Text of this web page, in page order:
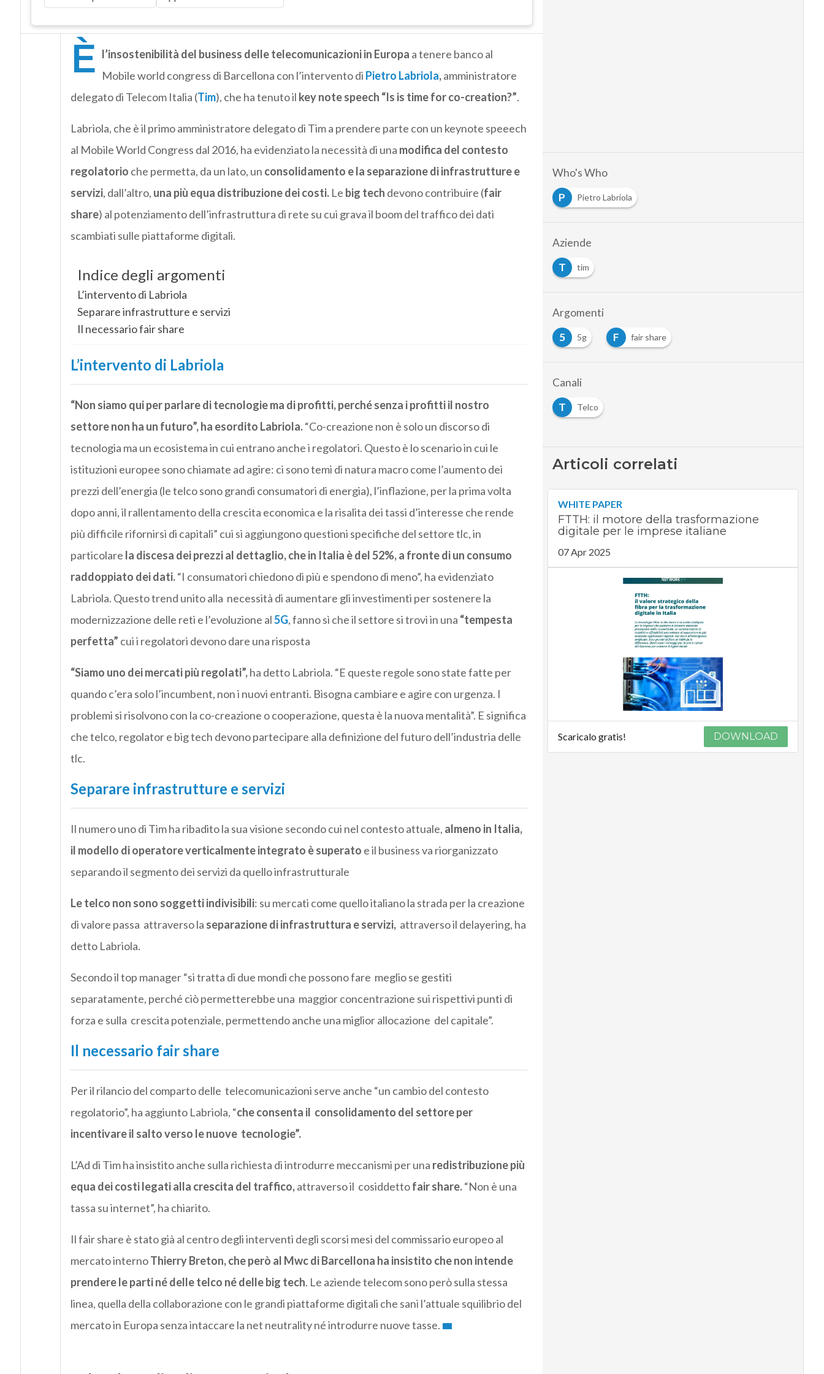
È l’insostenibilità del business delle telecomunicazioni in Europa a tenere banco al
Mobile world congress di Barcellona con l’intervento di Pietro Labriola,amministratore
delegato di Telecom Italia (Tim), che ha tenuto il key note speech “Is is time for co-creation?”.
Labriola, che è il primo amministratore delegato di Tim a prendere parte con un keynote speeech
al Mobile World Congress dal 2016, ha evidenziato la necessità di una modifica del contesto
regolatorio che permetta, da un lato, un consolidamento e la separazione di infrastrutture e
servizi, dall’altro, una più equa distribuzione dei costi.Le big tech devono contribuire (fair
share) al potenziamento dell’infrastruttura di rete su cui grava il boom del traffico dei dati
scambiati sulle piattaforme digitali.
Indice degli argomenti
L’intervento di Labriola
Separare infrastrutture e servizi
Il necessario fair share
L’intervento di Labriola
“Non siamo qui per parlare di tecnologie ma di profitti, perché senza i profitti il nostro
settore non ha un futuro”, ha esordito Labriola.“Co-creazione non è solo un discorso di
tecnologia ma un ecosistema in cui entrano anche i regolatori. Questo è lo scenario in cui le
istituzioni europee sono chiamate ad agire: ci sono temi di natura macro come l’aumento dei
prezzi dell’energia (le telco sono grandi consumatori di energia), l’inflazione, per la prima volta
dopo anni, il rallentamento della crescita economica e la risalita dei tassi d’interesse che rende
più difficile rifornirsi di capitali” cui si aggiungono questioni specifiche del settore tlc, in
particolare la discesa dei prezzi al dettaglio, che in Italia è del 52%, a fronte di un consumo
raddoppiato dei dati.“I consumatori chiedono di più e spendono di meno”, ha evidenziato
Labriola. Questo trend unito alla necessità di aumentare gli investimenti per sostenere la
modernizzazione delle reti e l’evoluzione al5G, fanno sì che il settore si trovi in una “tempesta
perfetta” cui i regolatori devono dare una risposta
“Siamo uno dei mercati più regolati”,ha detto Labriola. “E queste regole sono state fatte per
quando c’era solo l’incumbent, non i nuovi entranti. Bisogna cambiare e agire con urgenza. I
problemi si risolvono con la co-creazione o cooperazione, questa è la nuova mentalità”. E significa
che telco, regolator e big tech devono partecipare alla definizione del futuro dell’industria delle
tlc.
Separare infrastrutture e servizi
Il numero uno di Tim ha ribadito la sua visione secondo cui nel contesto attuale, almeno in Italia,
il modello di operatore verticalmente integrato è superato e il business va riorganizzato
separando il segmento dei servizi da quello infrastrutturale
Le telco non sono soggetti indivisibili: su mercati come quello italiano la strada per la creazione
di valore passa attraverso la separazione di infrastruttura e servizi,attraverso il delayering, ha
detto Labriola.
Secondo il top manager “si tratta di due mondi che possono fare meglio se gestiti
separatamente, perché ciò permetterebbe una maggior concentrazione sui rispettivi punti di
forza e sulla crescita potenziale, permettendo anche una miglior allocazione del capitale”.
Il necessario fair share
Per il rilancio del comparto delle telecomunicazioni serve anche “un cambio del contesto
regolatorio”, ha aggiunto Labriola, “che consenta il consolidamento del settore per
incentivare il salto verso le nuove tecnologie”.
L’Ad di Tim ha insistito anche sulla richiesta di introdurre meccanismi per una redistribuzione più
equa dei costi legati alla crescita del traffico,attraverso il cosiddettofair share.“Non è una
tassa su internet”, ha chiarito.
Il fair share è stato già al centro degli interventi degli scorsi mesi del commissario europeo al
mercato internoThierry Breton, che però al Mwc di Barcellona ha insistito che non intende
prendere le parti né delle telco né delle big tech. Le aziende telecom sono però sulla stessa
linea, quella della collaborazione con le grandi piattaforme digitali che sani l’attuale squilibrio del
mercato in Europa senza intaccare la net neutrality né introdurre nuove tasse.
Who's Who
P
Pietro Labriola
Aziende
T
tim
Argomenti
5
5g F fair share
Canali
T
Telco
Articoli correlati
WHITE PAPER
FTTH: il motore della trasformazione
digitale per le imprese italiane
07 Apr 2025
Scaricalo gratis! DOWNLOAD